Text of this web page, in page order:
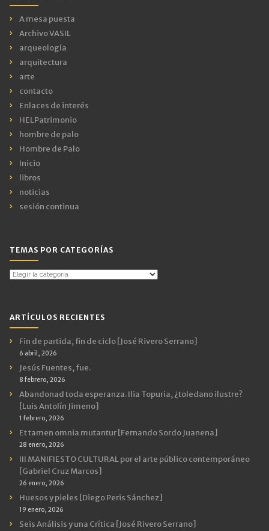
A mesa puesta
Archivo VASIL
arqueología
arquitectura
arte
contacto
Enlaces de interés
HELPatrimonio
hombre de palo
Hombre de Palo
Inicio
libros
noticias
sesión continua
TEMAS POR CATEGORÍAS
Temas
ARTÍCULOS RECIENTES
Fin de partida, fin de ciclo [José Rivero Serrano]
6 abril, 2026
Jesús Fuentes, fue.
8 febrero, 2026
Abandonad toda esperanza. Ilia Topuria, ¿toledano ilustre?
[Luis Antolín Jimeno]
1 febrero, 2026
Et tamen omnia mutantur [Fernando Sordo Juanena]
28 enero, 2026
III MANIFIESTO CULTURAL por el arte público contemporáneo
[Gabriel Cruz Marcos]
26 enero, 2026
Huesos y pieles [Diego Peris Sánchez]
19 enero, 2026
Seis Análisis y una Crítica [José Rivero Serrano]